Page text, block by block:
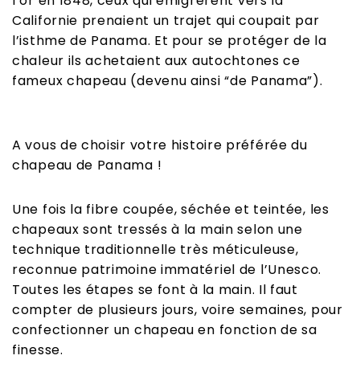
Californie prenaient un trajet qui coupait par
l’isthme de Panama. Et pour se protéger de la
chaleur ils achetaient aux autochtones ce
fameux chapeau (devenu ainsi “de Panama”).
A vous de choisir votre histoire préférée du
chapeau de Panama !
Une fois la fibre coupée, séchée et teintée, les
chapeaux sont tressés à la main selon une
technique traditionnelle très méticuleuse,
reconnue patrimoine immatériel de l’Unesco.
Toutes les étapes se font à la main. Il faut
compter de plusieurs jours, voire semaines, pour
confectionner un chapeau en fonction de sa
finesse.